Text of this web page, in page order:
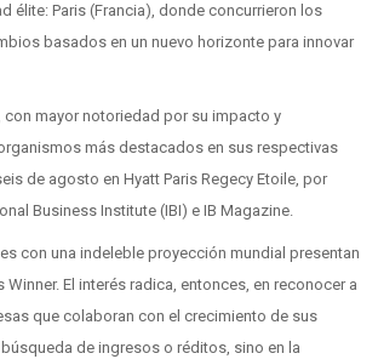
élite: Paris (Francia), donde concurrieron los
basados en un nuevo horizonte para innovar
con mayor notoriedad por su impacto y
más destacados en sus respectivas
de agosto en Hyatt Paris Regecy Etoile, por
Business Institute (IBI) e IB Magazine.
con una indeleble proyección mundial presentan
El interés radica, entonces, en reconocer a
que colaboran con el crecimiento de sus
de ingresos o réditos, sino en la